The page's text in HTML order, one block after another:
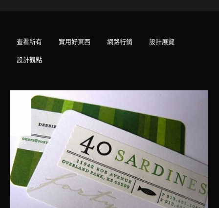
查看所有 實用好東西 網路行銷 設計展覽
設計觀點
2016